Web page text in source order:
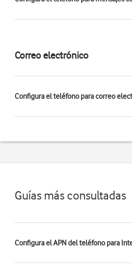
Correo electrónico
Configura el teléfono para correo
Guías más consultadas
Configura el APN del teléfono para